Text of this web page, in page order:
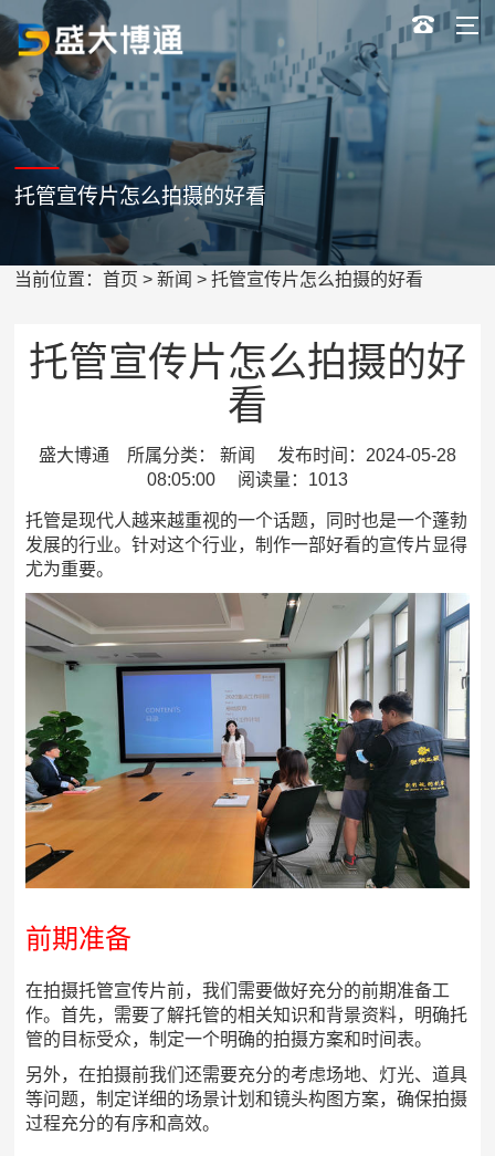
托管宣传片怎么拍摄的好看
当前位置：首页 >新闻 > 托管宣传片怎么拍摄的好看
托管宣传片怎么拍摄的好
看
盛大博通 所属分类： 新闻 发布时间：2024-05-28
08:05:00 阅读量：1013
托管是现代人越来越重视的一个话题，同时也是一个蓬勃
发展的行业。针对这个行业，制作一部好看的宣传片显得
尤为重要。
前期准备
在拍摄托管宣传片前，我们需要做好充分的前期准备工
作。首先，需要了解托管的相关知识和背景资料，明确托
管的目标受众，制定一个明确的拍摄方案和时间表。
另外，在拍摄前我们还需要充分的考虑场地、灯光、道具
等问题，制定详细的场景计划和镜头构图方案，确保拍摄
过程充分的有序和高效。